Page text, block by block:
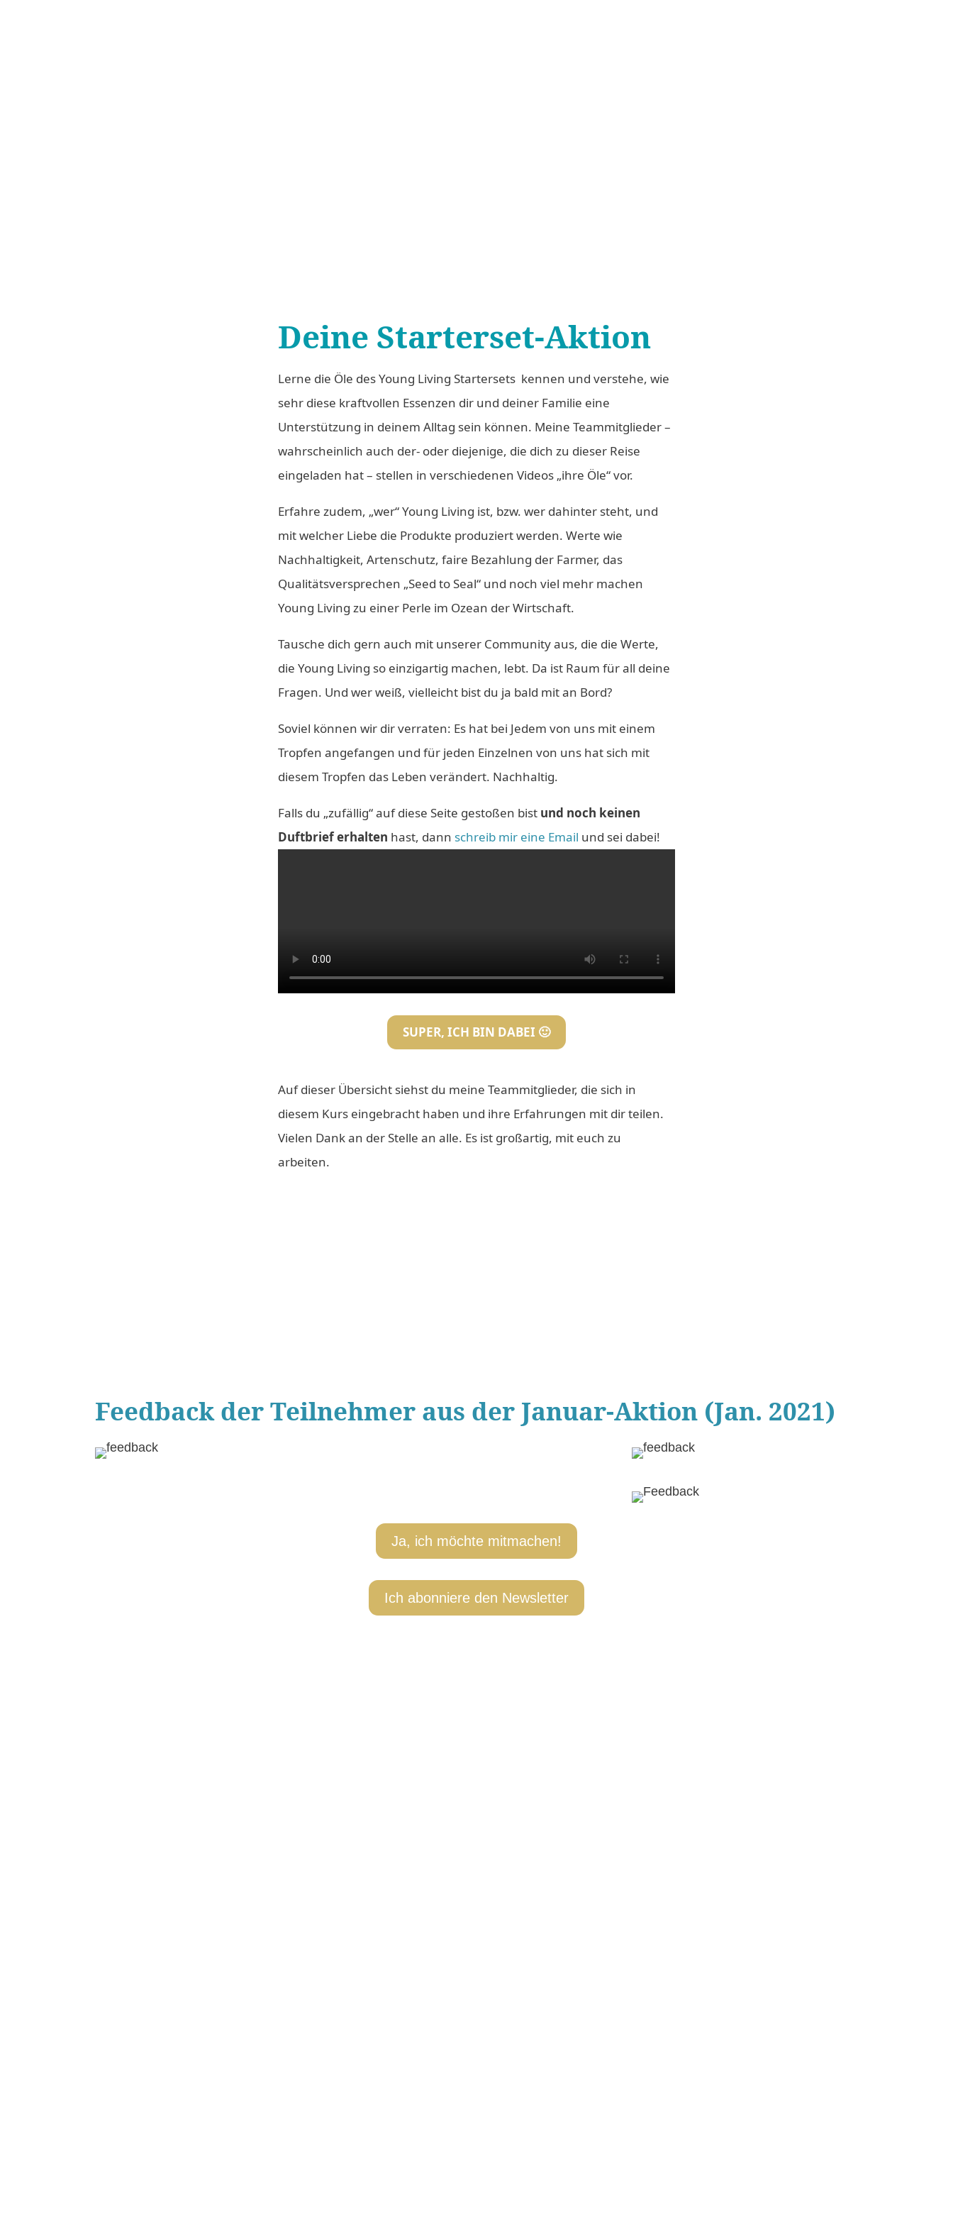
Deine Starterset-Aktion
Lerne die Öle des Young Living Startersets kennen und verstehe, wie
sehr diese kraftvollen Essenzen dir und deiner Familie eine
Unterstützung in deinem Alltag sein können. Meine Teammitglieder –
wahrscheinlich auch der- oder diejenige, die dich zu dieser Reise
eingeladen hat – stellen in verschiedenen Videos „ihre Öle“ vor.
Erfahre zudem, „wer“ Young Living ist, bzw. wer dahinter steht, und
mit welcher Liebe die Produkte produziert werden. Werte wie
Nachhaltigkeit, Artenschutz, faire Bezahlung der Farmer, das
Qualitätsversprechen „Seed to Seal“ und noch viel mehr machen
Young Living zu einer Perle im Ozean der Wirtschaft.
Tausche dich gern auch mit unserer Community aus, die die Werte,
die Young Living so einzigartig machen, lebt. Da ist Raum für all deine
Fragen. Und wer weiß, vielleicht bist du ja bald mit an Bord?
Soviel können wir dir verraten: Es hat bei Jedem von uns mit einem
Tropfen angefangen und für jeden Einzelnen von uns hat sich mit
diesem Tropfen das Leben verändert. Nachhaltig.
Falls du „zufällig“ auf diese Seite gestoßen bist und noch keinen
Duftbrief erhalten hast, dann schreib mir eine Email und sei dabei!
SUPER, ICH BIN DABEI 🙂
Auf dieser Übersicht siehst du meine Teammitglieder, die sich in
diesem Kurs eingebracht haben und ihre Erfahrungen mit dir teilen.
Vielen Dank an der Stelle an alle. Es ist großartig, mit euch zu
arbeiten.
Feedback der Teilnehmer aus der Januar-Aktion (Jan. 2021)
Ja, ich möchte mitmachen!
Ich abonniere den Newsletter